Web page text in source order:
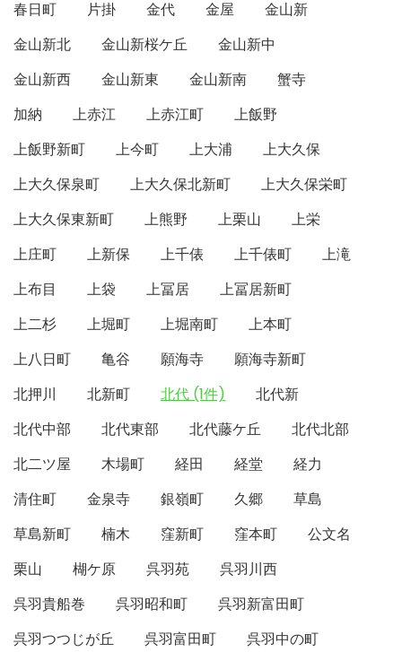
春日町 片掛 金代 金屋
金山新
金山新北
金山新桜ケ丘
金山新中
金山新西
金山新東 金山新南
蟹寺
加納
上赤江 上赤江町
上飯野
上飯野新町
上今町 上大浦
上大久保
上大久保泉町
上大久保北新町
上大久保栄町
上大久保東新町
上熊野 上栗山
上栄
上庄町
上新保 上千俵 上千俵町
上滝
上布目
上袋 上冨居
上冨居新町
上二杉
上堀町 上堀南町
上本町
上八日町
亀谷 願海寺
願海寺新町
北押川
北新町 北代 (1件)
北代新
北代中部
北代東部 北代藤ケ丘
北代北部
北二ツ屋
木場町 経田 経堂
経力
清住町
金泉寺 銀嶺町 久郷
草島
草島新町
楠木 窪新町 窪本町
公文名
栗山
楜ケ原 呉羽苑
呉羽川西
呉羽貴船巻
呉羽昭和町
呉羽新富田町
呉羽つつじが丘
呉羽富田町
呉羽中の町